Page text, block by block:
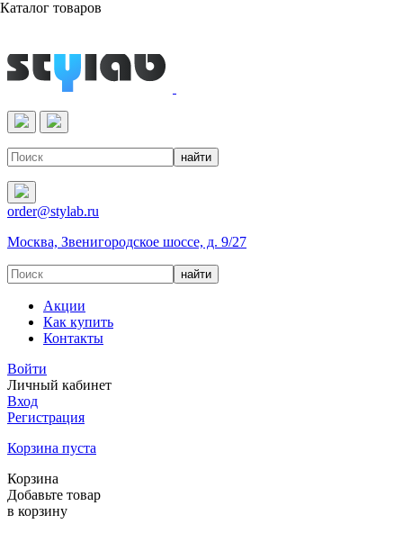
Реактивы & Оборудование
order@stylab.ru
Москва, Звенигородское шоссе, д. 9/27
Акции
Как купить
Контакты
Войти
Личный кабинет
Вход
Регистрация
Корзина пуста
Корзина
Добавьте товар
в корзину
Каталог товаров